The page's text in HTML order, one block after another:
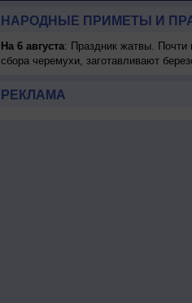
НАРОДНЫЕ ПРИМЕТЫ И
На 6 августа: Праздник жатвы. Почти
сбора черемухи, заготавливают
РЕКЛАМА